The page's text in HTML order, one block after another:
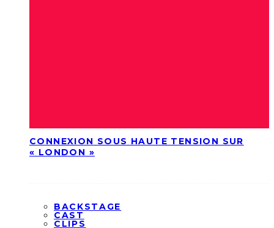
CONNEXION SOUS HAUTE TENSION SUR
« LONDON »
BACKSTAGE
CAST
CLIPS